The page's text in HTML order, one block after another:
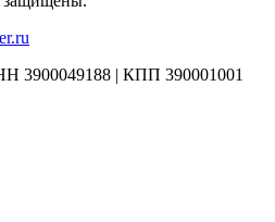
| КПП 390001001